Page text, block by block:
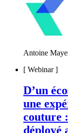
Antoine
[ Webinar]
D’un
une
couture
déployé